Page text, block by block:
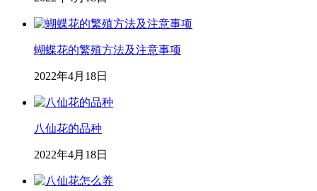
蝴蝶花的繁殖方法及注意事项
2022年4月18日
八仙花的品种
2022年4月18日